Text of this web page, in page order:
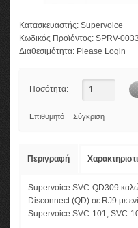
Κατασκευαστής: Supervoice
Κωδικός Προϊόντος: SPRV-0033
Διαθεσιμότητα: Please Login
Ποσότητα:
Επιθυμητό Σύγκριση
Περιγραφή
Supervoice SVC-QD309
Disconnect (QD) σε RJ9 με
Supervoice SVC-101, SVC-